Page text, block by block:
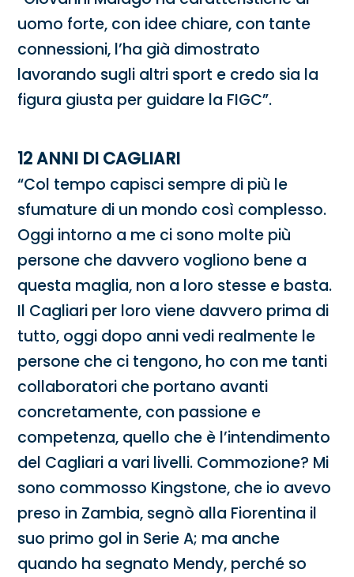
uomo forte, con idee chiare, con tante
connessioni, l’ha già dimostrato
lavorando sugli altri sport e credo sia la
figura giusta per guidare la FIGC”.
12 ANNI DI CAGLIARI
“Col tempo capisci sempre di più le
sfumature di un mondo così complesso.
Oggi intorno a me ci sono molte più
persone che davvero vogliono bene a
questa maglia, non a loro stesse e basta.
Il Cagliari per loro viene davvero prima di
tutto, oggi dopo anni vedi realmente le
persone che ci tengono, ho con me tanti
collaboratori che portano avanti
concretamente, con passione e
competenza, quello che è l’intendimento
del Cagliari a vari livelli. Commozione? Mi
sono commosso Kingstone, che io avevo
preso in Zambia, segnò alla Fiorentina il
suo primo gol in Serie A; ma anche
quando ha segnato Mendy, perché so